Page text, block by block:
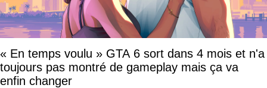
« En temps voulu » GTA 6 sort dans 4 mois et n'a
toujours pas montré de gameplay mais ça va
enfin changer